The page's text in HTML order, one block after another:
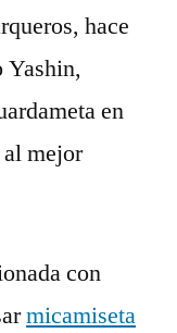
hace
Yashin,
en
mejor
con
micamiseta